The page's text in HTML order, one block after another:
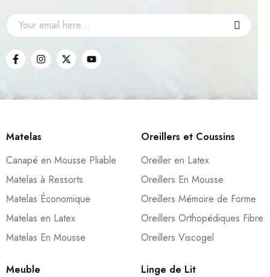
Matelas
Canapé en Mousse Pliable
Matelas à Ressorts
Matelas Économique
Matelas en Latex
Matelas En Mousse
Oreillers et Coussins
Oreiller en Latex
Oreillers En Mousse
Oreillers Mémoire de Forme
Oreillers Orthopédiques Fibre
Oreillers Viscogel
Meuble
Linge de Lit